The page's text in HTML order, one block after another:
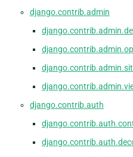
django.contrib.admin
django.contrib.auth